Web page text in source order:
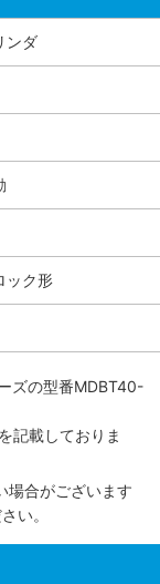
ンダ
ック形
ズの型番MDBT40-
記載しておりま
場合がございます
い。